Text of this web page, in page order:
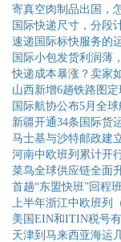
寄真空肉制品出国，
国际快递尺寸，分段
速递国际标快服务的
国际小包发货利润薄
快递成本暴涨？卖家
山西新增6趟铁路图
国际航协公布5月全
新疆开通34条国际货
马士基与沙特邮政建
河南中欧班列累计开
菜鸟全球供应链全面
首趟“东盟快班”回程
上半年浙江中欧班列
美国EIN和ITIN税号
天津到马来西亚海运